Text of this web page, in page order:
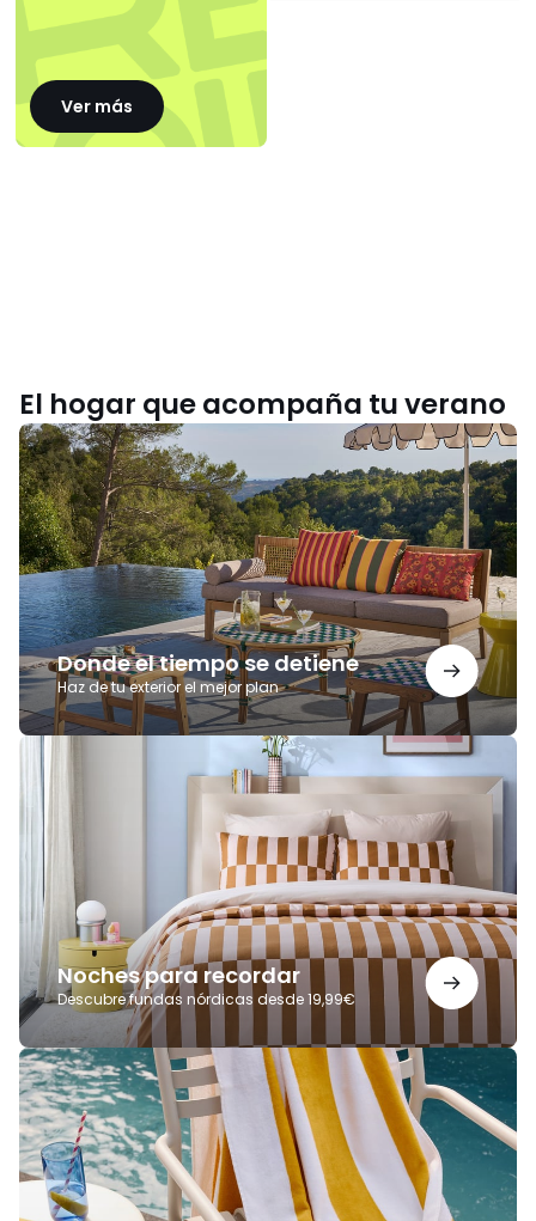
Ver más
El hogar que acompaña tu verano
Donde el tiempo se detiene
Haz de tu exterior el mejor plan
Donde
el
tiempo
se
detiene
Noches para recordar
Descubre fundas nórdicas desde 19,99€
Noches
para
recordar
¿Playa
o
piscina?